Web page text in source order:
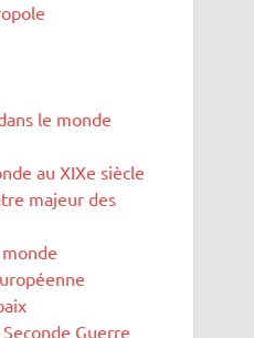
le monde
au XIXe siècle
majeur des
Guerre